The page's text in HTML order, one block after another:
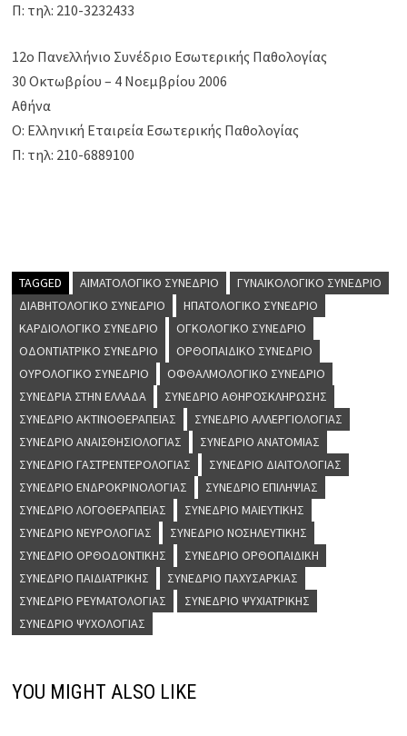
Π: τηλ: 210-3232433
12ο Πανελλήνιο Συνέδριο Εσωτερικής Παθολογίας
30 Οκτωβρίου – 4 Νοεμβρίου 2006
Αθήνα
Ο: Ελληνική Εταιρεία Εσωτερικής Παθολογίας
Π: τηλ: 210-6889100
TAGGED ΑΙΜΑΤΟΛΟΓΙΚΌ ΣΥΝΈΔΡΙΟ
ΓΥΝΑΙΚΟΛΟΓΙΚΌ ΣΥΝΈΔΡΙΟ
ΔΙΑΒΗΤΟΛΟΓΙΚΌ ΣΥΝΈΔΡΙΟ
ΗΠΑΤΟΛΟΓΙΚΌ ΣΥΝΈΔΡΙΟ
ΚΑΡΔΙΟΛΟΓΙΚΌ ΣΥΝΈΔΡΙΟ
ΟΓΚΟΛΟΓΙΚΌ ΣΥΝΈΔΡΙΟ
ΟΔΟΝΤΙΑΤΡΙΚΌ ΣΥΝΈΔΡΙΟ
ΟΡΘΟΠΑΙΔΙΚΌ ΣΥΝΈΔΡΙΟ
ΟΥΡΟΛΟΓΙΚΌ ΣΥΝΈΔΡΙΟ
ΟΦΘΑΛΜΟΛΟΓΙΚΌ ΣΥΝΈΔΡΙΟ
ΣΥΝΈΔΡΙΑ ΣΤΗΝ ΕΛΛΆΔΑ
ΣΥΝΈΔΡΙΟ ΑΘΗΡΟΣΚΛΉΡΩΣΗΣ
ΣΥΝΈΔΡΙΟ ΑΚΤΙΝΟΘΕΡΑΠΕΊΑΣ
ΣΥΝΈΔΡΙΟ ΑΛΛΕΡΓΙΟΛΟΓΊΑΣ
ΣΥΝΈΔΡΙΟ ΑΝΑΙΣΘΗΣΙΟΛΟΓΊΑΣ
ΣΥΝΈΔΡΙΟ ΑΝΑΤΟΜΊΑΣ
ΣΥΝΈΔΡΙΟ ΓΑΣΤΡΕΝΤΕΡΟΛΟΓΊΑΣ
ΣΥΝΈΔΡΙΟ ΔΙΑΙΤΟΛΟΓΊΑΣ
ΣΥΝΈΔΡΙΟ ΕΝΔΡΟΚΡΙΝΟΛΟΓΊΑΣ
ΣΥΝΈΔΡΙΟ ΕΠΙΛΗΨΊΑΣ
ΣΥΝΈΔΡΙΟ ΛΟΓΟΘΕΡΑΠΕΊΑΣ
ΣΥΝΈΔΡΙΟ ΜΑΙΕΥΤΙΚΉΣ
ΣΥΝΈΔΡΙΟ ΝΕΥΡΟΛΟΓΊΑΣ
ΣΥΝΈΔΡΙΟ ΝΟΣΗΛΕΥΤΙΚΉΣ
ΣΥΝΈΔΡΙΟ ΟΡΘΟΔΟΝΤΙΚΉΣ
ΣΥΝΈΔΡΙΟ ΟΡΘΟΠΑΙΔΙΚΉ
ΣΥΝΈΔΡΙΟ ΠΑΙΔΙΑΤΡΙΚΉΣ
ΣΥΝΈΔΡΙΟ ΠΑΧΥΣΑΡΚΊΑΣ
ΣΥΝΈΔΡΙΟ ΡΕΥΜΑΤΟΛΟΓΊΑΣ
ΣΥΝΈΔΡΙΟ ΨΥΧΙΑΤΡΙΚΉΣ
ΣΥΝΈΔΡΙΟ ΨΥΧΟΛΟΓΊΑΣ
YOU MIGHT ALSO LIKE